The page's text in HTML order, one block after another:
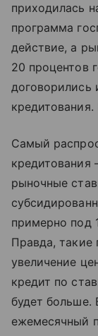
приходилась
программа
действие, а
20 процентов
договорились
Самый
рыночные
примерно под
Правда,
увеличение
кредит по
будет больше.
ежемесячный